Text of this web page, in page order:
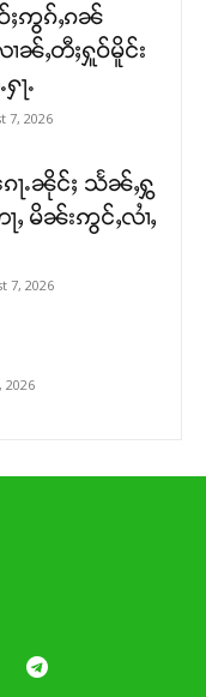
ႈဢွၵ်ႇၵၼ်
ၼ်ႇတီႈႁူဝ်မိူင်း
ႃႉ
7, 2026
ႃႉၼိုင်ႈ သႅၼ်ႇႁွ
ႇ မိၼ်းဢွင်ႇလၢႆႇ
7, 2026
2026